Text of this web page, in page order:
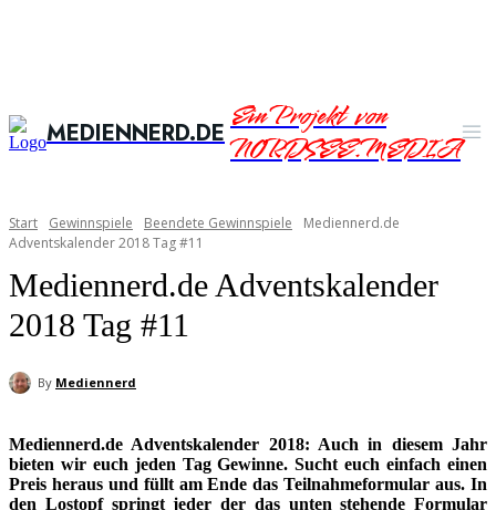
MEDIENNERD.DEEin Projekt von
NORDSEE.MEDIA
Start Gewinnspiele Beendete Gewinnspiele
Mediennerd.de
Adventskalender 2018 Tag #11
Mediennerd.de Adventskalender
2018 Tag #11
By Mediennerd
Mediennerd.de Adventskalender 2018: Auch in diesem Jahr
bieten wir euch jeden Tag Gewinne. Sucht euch einfach einen
Preis heraus und füllt am Ende das Teilnahmeformular aus. In
den Lostopf springt jeder der das unten stehende Formular